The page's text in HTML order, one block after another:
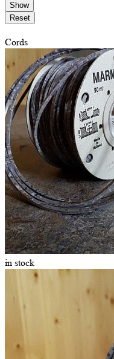
Show
Reset
Cords
in stock